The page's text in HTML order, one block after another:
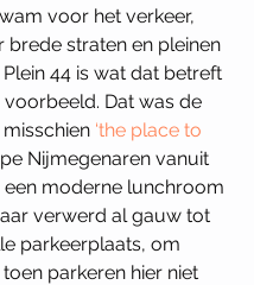
voor het verkeer,
brede straten en pleinen
44 is wat dat betreft
Dat was de
‘the place to
Nijmegenaren vanuit
een moderne lunchroom
verwerd al gauw tot
parkeerplaats, om
parkeren hier niet